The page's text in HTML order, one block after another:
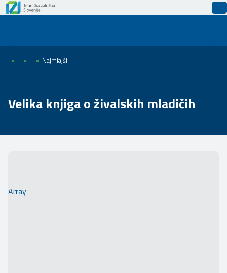
» » » Najmlajši
Velika knjiga o živalskih mladičih
Array